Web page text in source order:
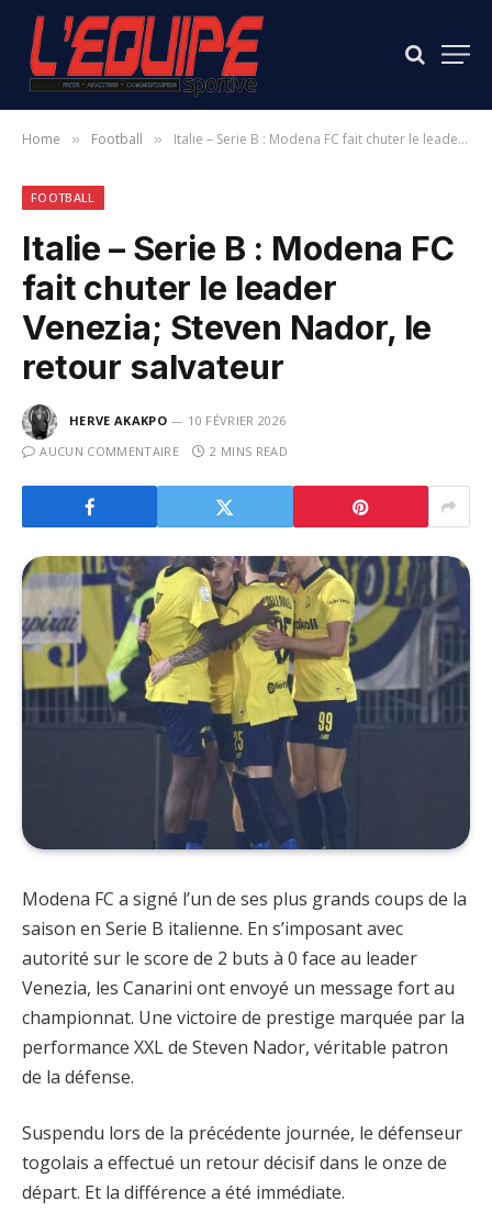
Home » Football » Italie – Serie B : Modena FC fait chuter le leader Venezia; Steven Nador, le retour salvateur
FOOTBALL
Italie – Serie B : Modena FC
fait chuter le leader
Venezia; Steven Nador, le
retour salvateur
HERVE AKAKPO
10 FÉVRIER 2026
AUCUN COMMENTAIRE
2 MINS READ
Modena FC a signé l’un de ses plus grands coups de la
saison en Serie B italienne. En s’imposant avec
autorité sur le score de 2 buts à 0 face au leader
Venezia, les Canarini ont envoyé un message fort au
championnat. Une victoire de prestige marquée par la
performance XXL de Steven Nador, véritable patron
de la défense.
Suspendu lors de la précédente journée, le défenseur
togolais a effectué un retour décisif dans le onze de
départ. Et la différence a été immédiate.